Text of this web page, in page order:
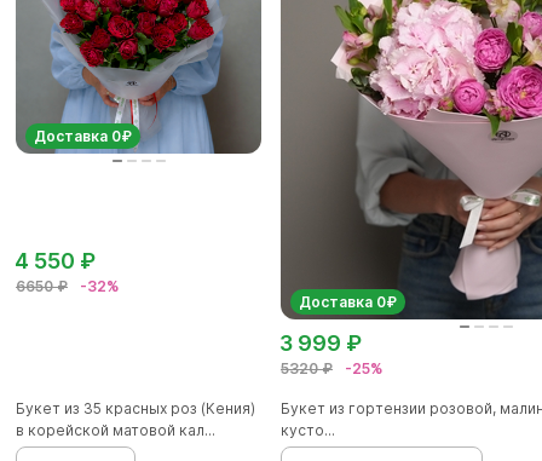
Доставка 0₽
6650 ₽ -32%
4 550 ₽
Букет из 35 красных роз (Кения)
в корейской матовой кал...
Доставка 0₽
5320 ₽ -25%
3 999 ₽
Букет из гортензии розовой,
кусто...